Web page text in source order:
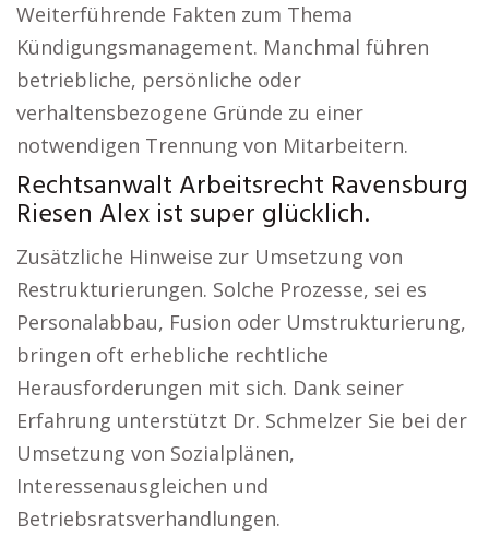
Weiterführende Fakten zum Thema
Kündigungsmanagement. Manchmal führen
betriebliche, persönliche oder
verhaltensbezogene Gründe zu einer
notwendigen Trennung von Mitarbeitern.
Rechtsanwalt Arbeitsrecht Ravensburg
Riesen Alex ist super glücklich.
Zusätzliche Hinweise zur Umsetzung von
Restrukturierungen. Solche Prozesse, sei es
Personalabbau, Fusion oder Umstrukturierung,
bringen oft erhebliche rechtliche
Herausforderungen mit sich. Dank seiner
Erfahrung unterstützt Dr. Schmelzer Sie bei der
Umsetzung von Sozialplänen,
Interessenausgleichen und
Betriebsratsverhandlungen.